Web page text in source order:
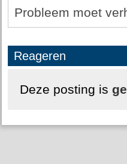
Probleem moet
Reageren
Deze posting is